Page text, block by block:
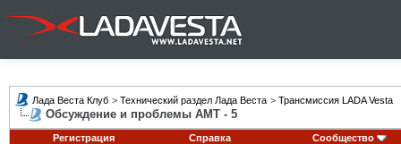
Лада Веста Клуб > Технический раздел Лада Веста > Трансмиссия LADA Vesta
Обсуждение и проблемы АМТ - 5
Регистрация Справка Сообщество